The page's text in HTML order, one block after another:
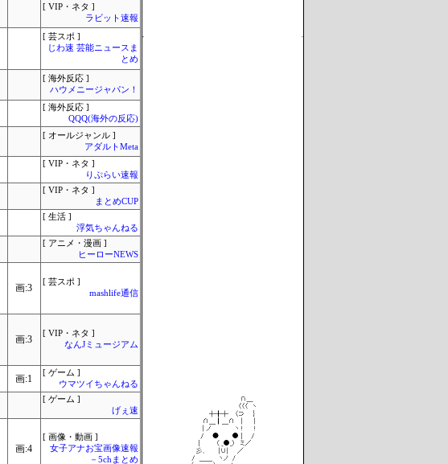
[ VIP・ネタ ]
ラビット速報
[ 芸スポ ]
じわ速 芸能ニュースま
とめ
[ 海外反応 ]
ハウメニージャパン！
[ 海外反応 ]
QQQ(海外の反応)
[ オールジャンル ]
アダルトMeta
[ VIP・ネタ ]
りぷらい速報
[ VIP・ネタ ]
まとめCUP
[ 生活 ]
浮気ちゃんねる
[ アニメ・漫画 ]
ヒーローNEWS
画:3
[ 芸スポ ]
mashlife通信
画:3
[ VIP・ネタ ]
なんJミュージアム
画:1
[ ゲーム ]
ウマツイちゃんねる
[ ゲーム ]
げぇ速
画:4
[ 画像・動画 ]
女子アナお宝画像速報
－5chまとめ